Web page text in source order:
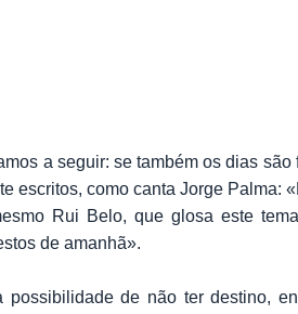
a seguir: se também os dias são
escritos, como canta Jorge Palma:
Rui Belo, que glosa este
de amanhã».
de não ter destino,